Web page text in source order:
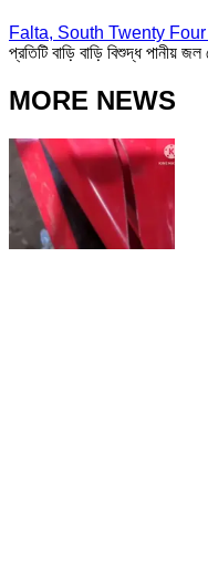
Falta, South Twenty
প্রতিটি বাড়ি বাড়ি বিশুদ্ধ পানীয়
MORE NEWS